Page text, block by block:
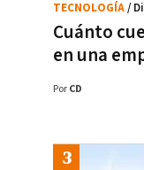
Cuánto
en una
TECNOLOGÍA/
Por CD